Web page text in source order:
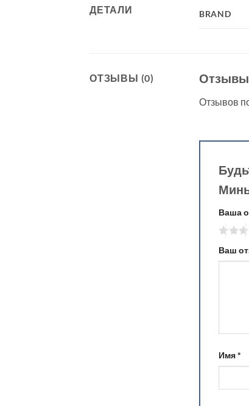
ДЕТАЛИ BRAND
ОТЗЫВЫ (0) Отзывы
Отзывов
Ваша
Ваш
Имя*